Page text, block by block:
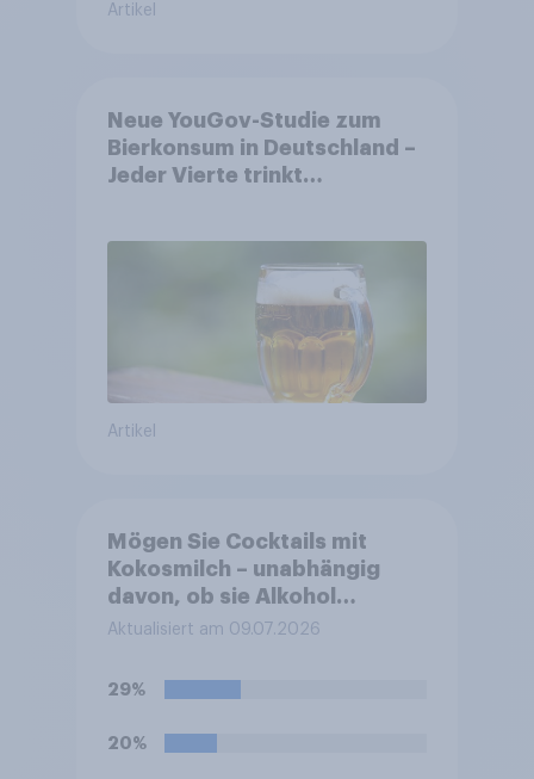
Artikel
Neue YouGov-Studie zum
Bierkonsum in Deutschland –
Jeder Vierte trinkt
wächst um über 23 Prozent
Artikel
Mögen Sie Cocktails mit
Kokosmilch – unabhängig
davon, ob sie Alkohol
enthalten oder alkoholfrei
Aktualisiert am 09.07.2026
29%
20%